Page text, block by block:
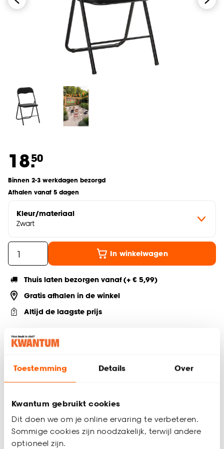
Toestemming Details Over
Kwantum gebruikt cookies
Dit doen we om je online ervaring te verbeteren.
Sommige cookies zijn noodzakelijk, terwijl andere
optioneel zijn.
18.50
Binnen 2-3 werkdagen bezorgd
Afhalen vanaf 5 dagen
Kleur/materiaal
Zwart
In winkelwagen
Thuis laten bezorgen vanaf (+ € 5,99)
Gratis afhalen in de winkel
Altijd de laagste prijs
Deel jouw product & volg ons op social
Zwarte klapstoel
Lichtgewicht en makkelijk te verplaatsen
Afmetingen: 48 × 43 × 79 cm (l × b × h)
Ideaal als extra zitplaats